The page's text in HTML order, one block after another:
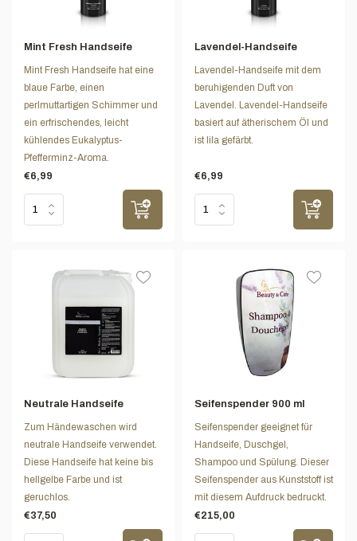
Mint Fresh Handseife
Mint Fresh Handseife hat eine
blaue Farbe, einen
perlmuttartigen Schimmer und
ein erfrischendes, leicht
kühlendes Eukalyptus-
Pfefferminz-Aroma.
€6,99
Lavendel-Handseife
Lavendel-Handseife mit dem
beruhigenden Duft von
Lavendel. Lavendel-Handseife
basiert auf ätherischem Öl und
ist lila gefärbt.
€6,99
Neutrale Handseife
Zum Händewaschen wird
neutrale Handseife verwendet.
Diese Handseife hat keine bis
hellgelbe Farbe und ist
geruchlos.
€37,50
Seifenspender 900 ml
Seifenspender geeignet für
Handseife, Duschgel,
Shampoo und Spülung. Dieser
Seifenspender aus Kunststoff ist
mit diesem Aufdruck bedruckt.
€215,00